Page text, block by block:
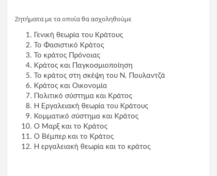
Ζητήματα με τα οποία θα ασχοληθούμε
Γενική θεωρία του Κράτους
Το Φασιστικό Κράτος
Το κράτος Πρόνοιας
Κράτος και Παγκοσμιοποίηση
Το κράτος στη σκέψη του Ν. Πουλαντζά
Κράτος και Οικονομία
Πολιτικό σύστημα και Κράτος
Η Εργαλειακή θεωρία του Κράτους
Κομματικό σύστημα και Κράτος
Ο Μαρξ και το Κράτος
Ο Βέμπερ και το Κράτος
Η εργαλειακή θεωρία και το κράτος